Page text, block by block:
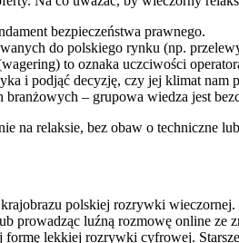
bezpieczeństwa prawnego.
do polskiego rynku (np.
to oznaka uczciwości
i podjąć decyzję, czy jej klimat nam
– grupowa wiedza jest
na relaksie, bez obaw o techniczne
polskiej rozrywki
prowadząc luźną rozmowę online
lekkiej rozrywki cyfrowej.